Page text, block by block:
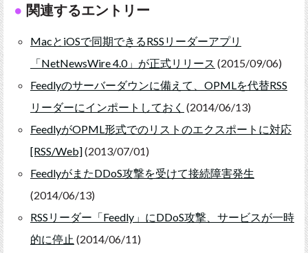
関連するエントリー
MacとiOSで同期できるRSSリーダーアプリ
「NetNewsWire 4.0」が正式リリース (2015/09/06)
Feedlyのサーバーダウンに備えて、OPMLを代替RSS
リーダーにインポートしておく (2014/06/13)
FeedlyがOPML形式でのリストのエクスポートに対応
[RSS/Web](2013/07/01)
FeedlyがまたDDoS攻撃を受けて接続障害発生
(2014/06/13)
RSSリーダー「Feedly」にDDoS攻撃、サービスが一時
的に停止 (2014/06/11)